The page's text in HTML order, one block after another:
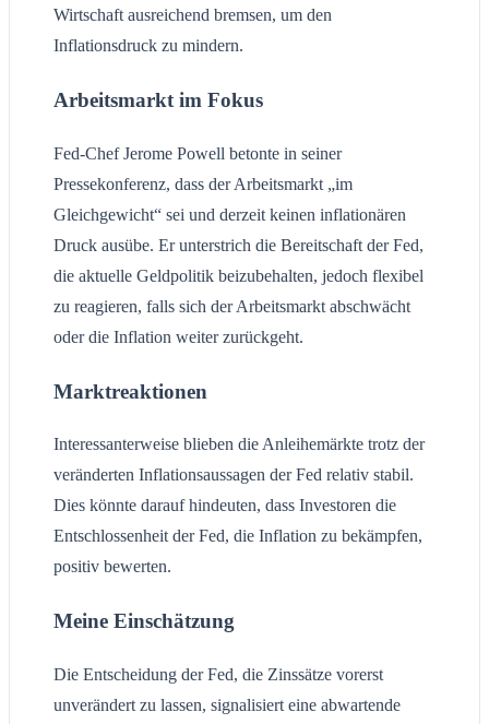
Wirtschaft ausreichend bremsen, um den
Inflationsdruck zu mindern.
Arbeitsmarkt im Fokus
Fed-Chef Jerome Powell betonte in seiner
Pressekonferenz, dass der Arbeitsmarkt „im
Gleichgewicht“ sei und derzeit keinen inflationären
Druck ausübe. Er unterstrich die Bereitschaft der Fed,
die aktuelle Geldpolitik beizubehalten, jedoch flexibel
zu reagieren, falls sich der Arbeitsmarkt abschwächt
oder die Inflation weiter zurückgeht.
Marktreaktionen
Interessanterweise blieben die Anleihemärkte trotz der
veränderten Inflationsaussagen der Fed relativ stabil.
Dies könnte darauf hindeuten, dass Investoren die
Entschlossenheit der Fed, die Inflation zu bekämpfen,
positiv bewerten.
Meine Einschätzung
Die Entscheidung der Fed, die Zinssätze vorerst
unverändert zu lassen, signalisiert eine abwartende